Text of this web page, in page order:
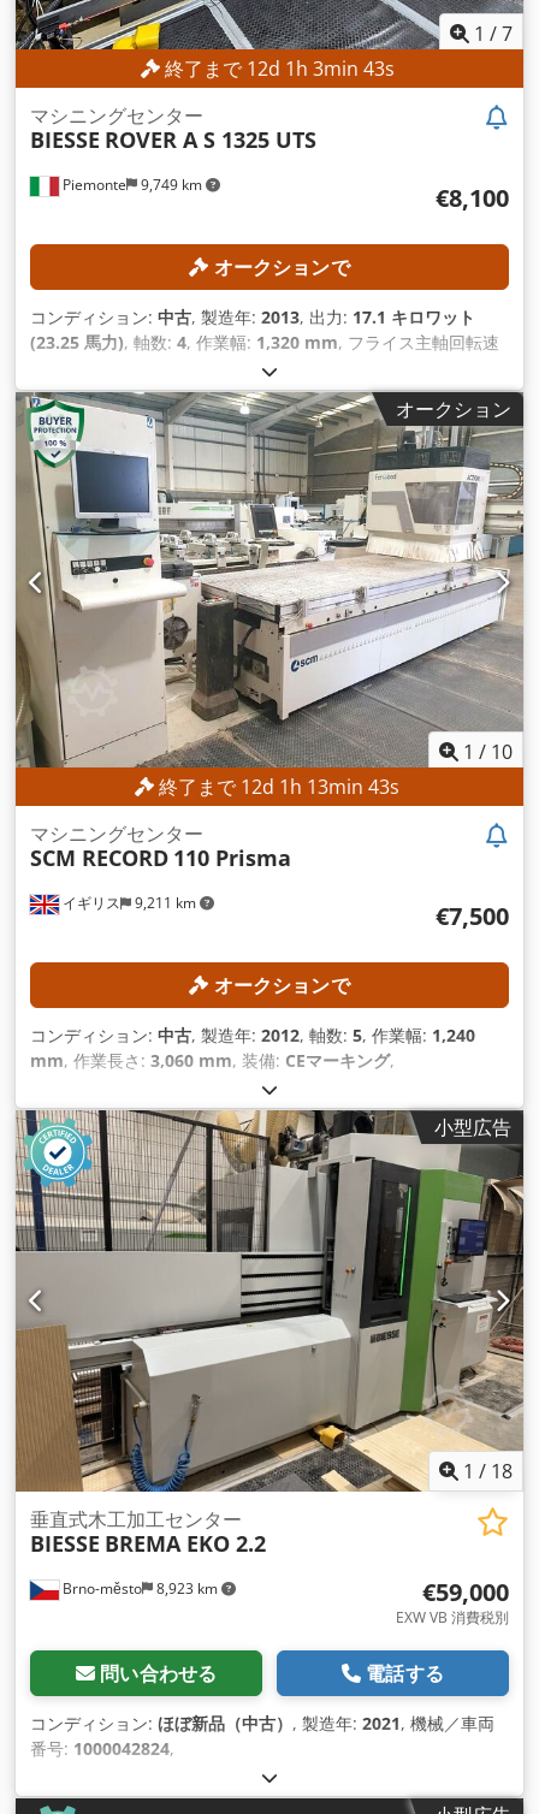
1 /7
終了まで12d 1h 3min 41s
Piemonte 9,749 km
マシニングセンター
BIESSE ROVER A S 1325 UTS
€8,100
オークションで
コンディション: 中古, 製造年: 2013, 出力: 17.1 キロワット
(23.25 馬力), 軸数: 4, 作業幅: 1,320 mm, フライス主軸回転速
, 作業長さ:
オークション
1 / 10
終了まで12d 1h 13min 41s
イギリス 9,211 km
マシニングセンター
SCM RECORD 110 Prisma
€7,500
オークションで
コンディション: 中古, 製造年: 2012, 軸数: 5, 作業幅: 1,240
mm, 作業長さ: 3,060 mm, 装備: CEマーキング,
小型広告
1 / 18
Brno-město 8,923 km
垂直式木工加工センター
BIESSE BREMA EKO 2.2
€59,000
EXW VB 消費税別
問い合わせる 電話する
コンディション: ほぼ新品（中古） , 製造年: 2021, 機械／車両
番号: 1000042824,